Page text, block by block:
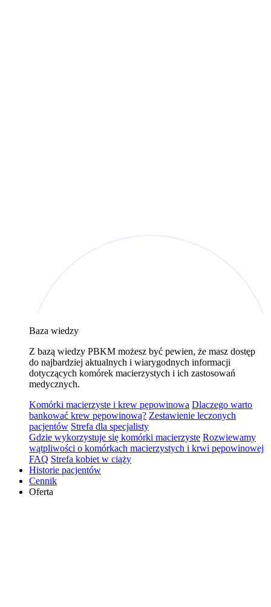
Baza wiedzy
Z bazą wiedzy PBKM możesz być pewien, że masz dostęp
do najbardziej aktualnych i wiarygodnych informacji
dotyczących komórek macierzystych i ich zastosowań
medycznych.
Komórki macierzyste i krew pępowinowa Dlaczego warto
bankować krew pępowinową? Zestawienie leczonych
pacjentów Strefa dla specjalisty
Gdzie wykorzystuje się komórki macierzyste Rozwiewamy
wątpliwości o komórkach macierzystych i krwi pępowinowej
FAQ Strefa kobiet w ciąży
Historie pacjentów
Cennik
Oferta